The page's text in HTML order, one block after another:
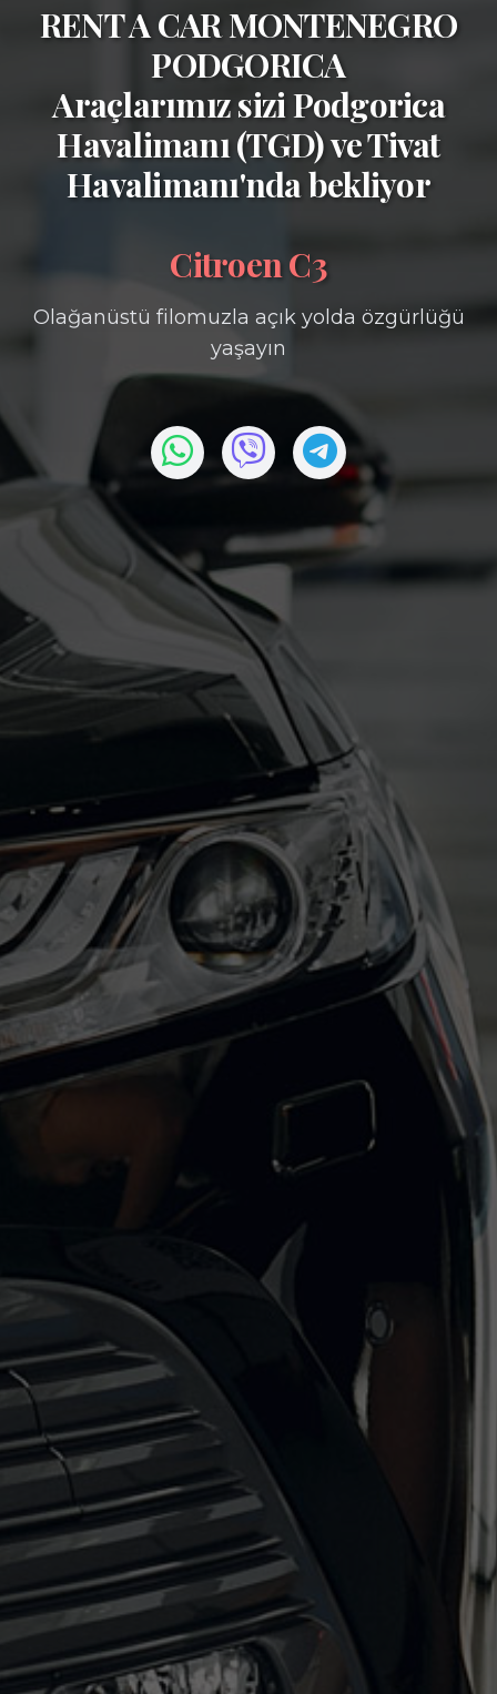
RENT A CAR MONTENEGRO
PODGORICA
Araçlarımız siziPodgorica
Havalimanı (TGD)veTivat
Havalimanı'nda bekliyor
Citroen C3
Olağanüstü filomuzla açık yolda özgürlüğü
yaşayın